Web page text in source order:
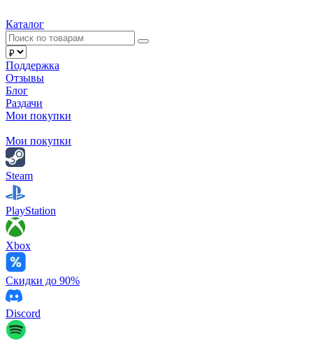
Каталог
Поддержка
Отзывы
Блог
Раздачи
Мои покупки
Мои покупки
Steam
PlayStation
Xbox
Скидки до 90%
Discord